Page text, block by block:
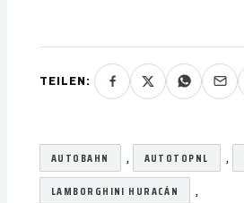
TEILEN:
AUTOBAHN , AUTOTOPNL ,
LAMBORGHINI HURACÁN ,